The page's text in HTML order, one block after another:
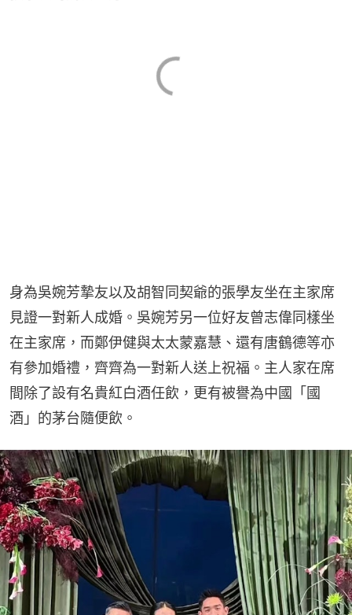
身為吳婉芳摯友以及胡智同契爺的張學友坐在主家席
見證一對新人成婚。吳婉芳另一位好友曾志偉同樣坐
在主家席，而鄭伊健與太太蒙嘉慧、還有唐鶴德等亦
有參加婚禮，齊齊為一對新人送上祝福。主人家在席
間除了設有名貴紅白酒任飲，更有被譽為中國「國
酒」的茅台隨便飲。